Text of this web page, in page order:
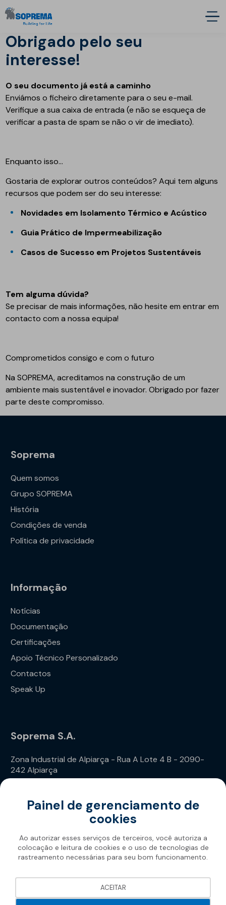
Obrigado pelo seu
interesse!
O seu documento já está a caminho
Enviámos o ficheiro diretamente para o seu e-mail.
Verifique a sua caixa de entrada (e não se esqueça de
verificar a pasta de spam se não o vir de imediato).
Enquanto isso...
Gostaria de explorar outros conteúdos? Aqui tem alguns
recursos que podem ser do seu interesse:
Novidades em Isolamento Térmico e Acústico
Guia Prático de Impermeabilização
Casos de Sucesso em Projetos Sustentáveis
Tem alguma dúvida?
Se precisar de mais informações, não hesite em entrar em
contacto com a nossa equipa!
Comprometidos consigo e com o futuro
Na SOPREMA, acreditamos na construção de um
ambiente mais sustentável e inovador. Obrigado por fazer
parte deste compromisso.
Soprema
Quem somos
Grupo SOPREMA
História
Condições de venda
Política de privacidade
Informação
Notícias
Documentação
Certificações
Apoio Técnico Personalizado
Contactos
Speak Up
Soprema S.A.
Zona Industrial de Alpiarça - Rua A Lote 4 B - 2090-
242 Alpiarça
Soprema 2026
Painel de gerenciamento de
cookies
Ao autorizar esses serviços de terceiros, você autoriza a
colocação e leitura de cookies e o uso de tecnologias de
rastreamento necessárias para seu bom funcionamento.
ACEITAR